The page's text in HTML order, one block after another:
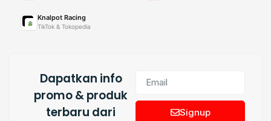
Knalpot Racing
TikTok & Tokopedia
Dapatkan info
promo & produk
terbaru dari
Signup